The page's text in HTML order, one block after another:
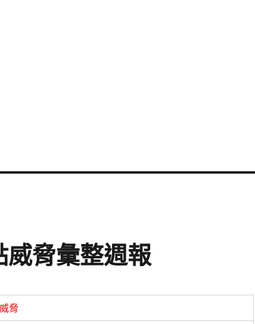
脅彙整週報
脅